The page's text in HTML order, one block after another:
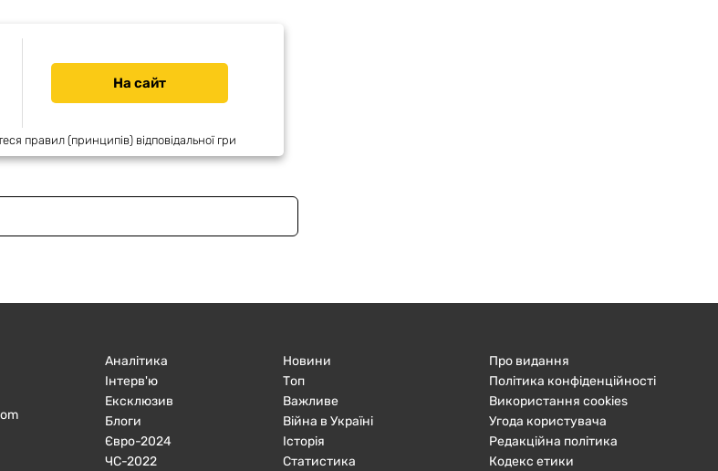
На сайт
правил (принципів) відповідальної гри
Аналітика
Інтерв'ю
Ексклюзив
Блоги
Євро-2024
ЧC-2022
Новини
Топ
Важливе
Війна в Україні
Історія
Статистика
Про видання
Політика конфіденційності
Використання cookies
Угода користувача
Редакційна політика
Кодекс етики